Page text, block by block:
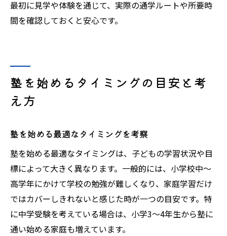
最初に見学や体験を通じて、実際の通学ルートや所要時
間を確認しておくと安心です。
塾を始めるタイミングの目安と考
え方
塾を始める最適なタイミングを考察
塾を始める最適なタイミングは、子どもの学習状況や目
標によって大きく異なります。一般的には、小学校中～
高学年にかけて学校の勉強が難しくなり、家庭学習だけ
ではカバーしきれないと感じた時が一つの目安です。特
に中学受験を考えている場合は、小学3～4年生から塾に
通い始める家庭も増えています。